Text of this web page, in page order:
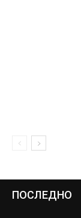
ПОСЛЕДНО